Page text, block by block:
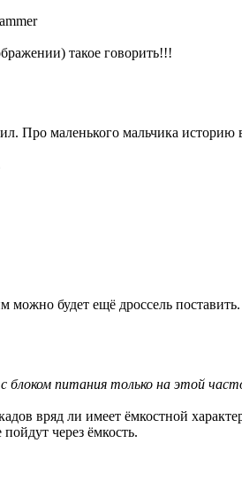
такое говорить!!!
Про маленького мальчика историю
будет ещё дроссель
блоком питания только на этой
вряд ли имеет ёмкостной
через ёмкость.